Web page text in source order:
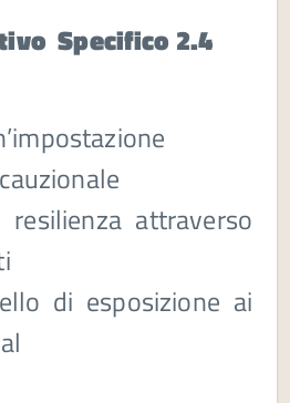
Specifico 2.4
attraverso
di esposizione ai